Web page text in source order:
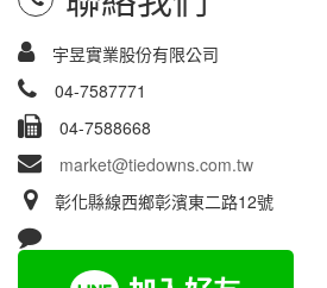
宇昱實業股份有限公司
04-7587771
04-7588668
market@tiedowns.com.tw
彰化縣線西鄉彰濱東二路12號